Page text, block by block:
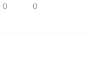
0 0